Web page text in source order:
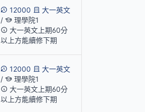
12000
大一英文
/
理學院1
大一英文上期60分
以上方能續修下期
12000
大一英文
/
理學院1
大一英文上期60分
以上方能續修下期